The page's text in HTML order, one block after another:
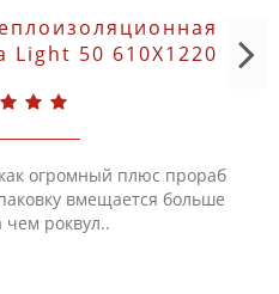
Light 50 610X1220
огромный плюс прораб
вмещается больше
чем роквул..